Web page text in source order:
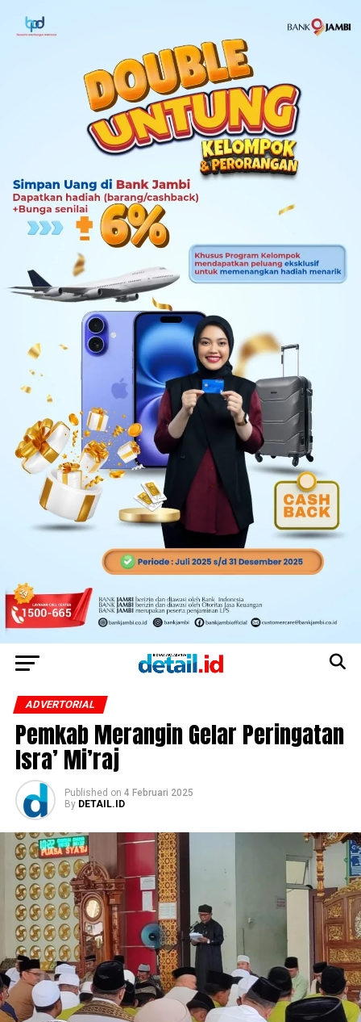
ADVERTORIAL
Pemkab Merangin Gelar Peringatan
Isra’ Mi’raj
Published on 4 Februari 2025
By DETAIL.ID